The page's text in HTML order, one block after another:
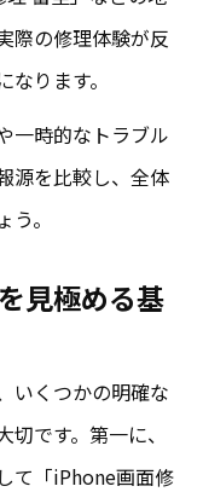
者選び方
理ポイント
修理の魅力
修理実績を比較
サービス活用
由と判断基準
際の修理体験が反
ります。
一時的なトラブル
源を比較し、全体
。
見極める基
いくつかの明確な
です。第一に、
て「iPhone画面修